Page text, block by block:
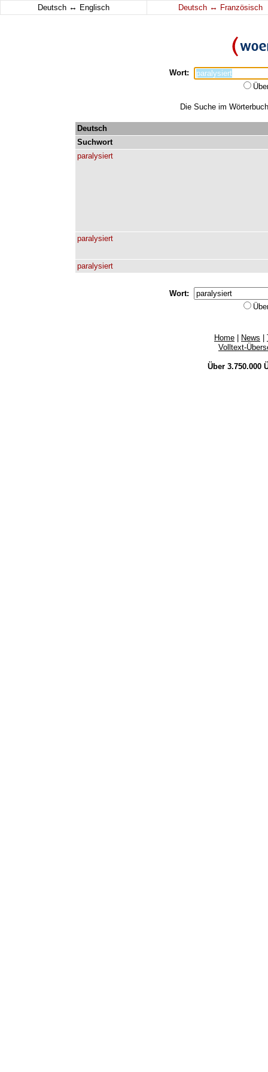
Deutsch ↔ Englisch Deutsch ↔ Französisch
Wort:
Die Suche im
Deutsch
Suchwort
paralysiert
paralysiert
paralysiert
Wort:
Home News
Volltext-
Über 3.750.000